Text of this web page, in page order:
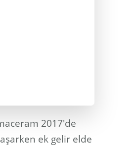
2017'de
ek gelir elde